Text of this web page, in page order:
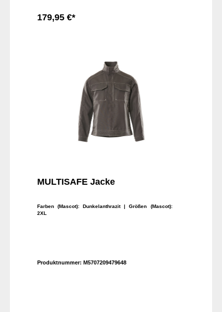
179,95 €*
MULTISAFE Jacke
Farben (Mascot): Dunkelanthrazit
| Größen (Mascot):
2XL
Produktnummer: M5707209479648